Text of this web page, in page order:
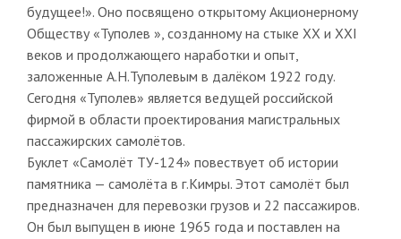
будущее!». Оно посвящено открытому Акционерному
Обществу «Туполев », созданному на стыке ХХ и ХХI
веков и продолжающего наработки и опыт,
заложенные А.Н.Туполевым в далёком 1922 году.
Сегодня «Туполев» является ведущей российской
фирмой в области проектирования магистральных
пассажирских самолётов.
Буклет «Самолёт ТУ-124» повествует об истории
памятника — самолёта в г.Кимры. Этот самолёт был
предназначен для перевозки грузов и 22 пассажиров.
Он был выпущен в июне 1965 года и поставлен на